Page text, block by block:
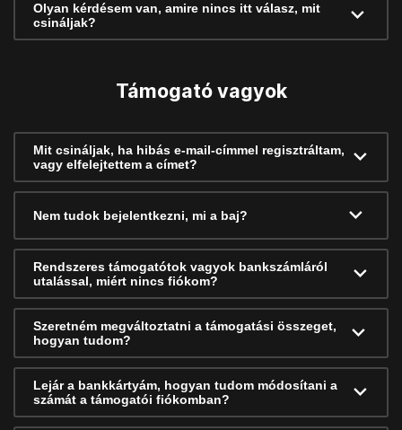
Olyan kérdésem van, amire nincs itt válasz, mit
csináljak?
Támogató vagyok
Mit csináljak, ha hibás e-mail-címmel regisztráltam,
vagy elfelejtettem a címet?
Nem tudok bejelentkezni, mi a baj?
Rendszeres támogatótok vagyok bankszámláról
utalással, miért nincs fiókom?
Szeretném megváltoztatni a támogatási összeget,
hogyan tudom?
Lejár a bankkártyám, hogyan tudom módosítani a
számát a támogatói fiókomban?